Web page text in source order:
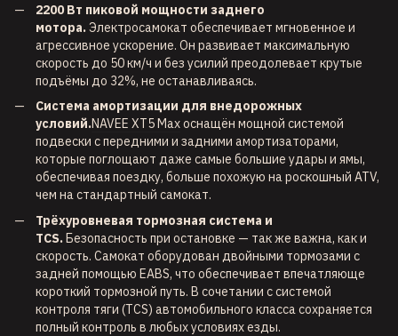
2200 Вт пиковой мощности заднего
мотора.Электросамокат обеспечивает мгновенное и
агрессивное ускорение. Он развивает максимальную
скорость до 50 км/ч и без усилий преодолевает крутые
подъёмы до 32%, не останавливаясь.
Система амортизации для внедорожных
условий.NAVEE XT5 Maxоснащён мощной системой
подвески с передними и задними амортизаторами,
которые поглощают даже самые большие удары и ямы,
обеспечивая поездку, больше похожую на роскошный ATV,
чем на стандартный самокат.
Трёхуровневая тормозная система и
TCS.Безопасность при остановке — так же важна, как и
скорость. Самокат оборудован двойными тормозами с
задней помощью EABS, что обеспечивает впечатляюще
короткий тормозной путь. В сочетании с системой
контроля тяги (TCS) автомобильного класса сохраняется
полный контроль в любых условиях езды.